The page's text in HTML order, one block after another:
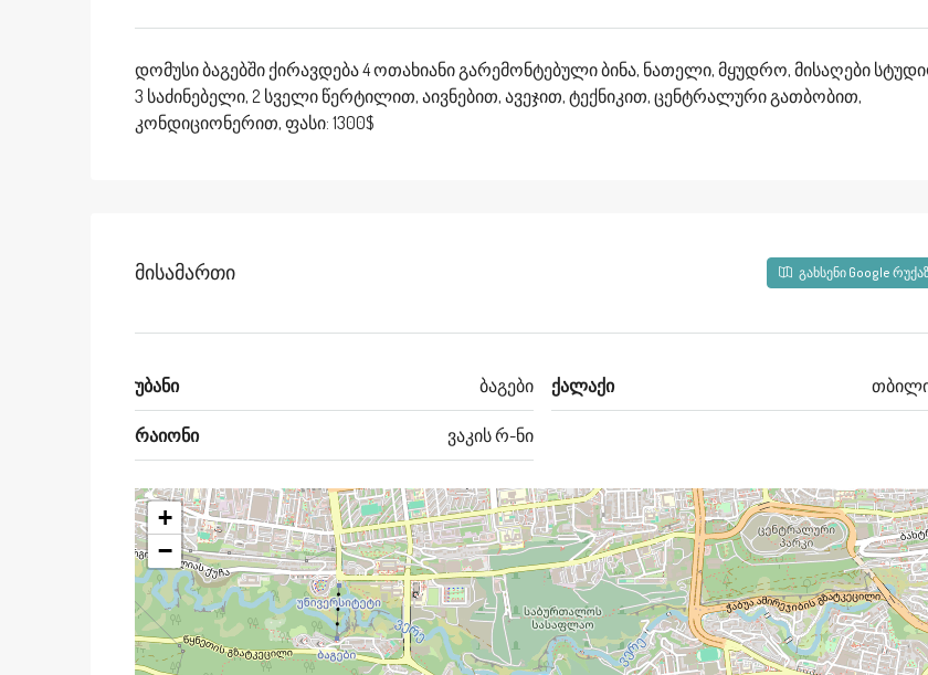
დომუსი ბაგებში ქირავდება 4 ოთახიანი გარემონტებული ბინა, ნათელი, მყუდრო, მისაღები
3 საძინებელი, 2 სველი წერტილით, აივნებით, ავეჯით, ტექნიკით, ცენტრალური გათბობით,
კონდიციონერით, ფასი: 1300$
Მისამართი გახსენი Google
უბანი ბაგები
რაიონი ვაკის რ-ნი
ქალაქი
+
−